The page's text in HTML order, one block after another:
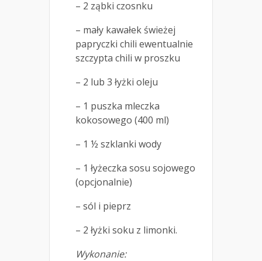
– 2 ząbki czosnku
– mały kawałek świeżej
papryczki chili ewentualnie
szczypta chili w proszku
– 2 lub 3 łyżki oleju
– 1 puszka mleczka
kokosowego (400 ml)
– 1 ½ szklanki wody
– 1 łyżeczka sosu sojowego
(opcjonalnie)
– sól i pieprz
– 2 łyżki soku z limonki.
Wykonanie: